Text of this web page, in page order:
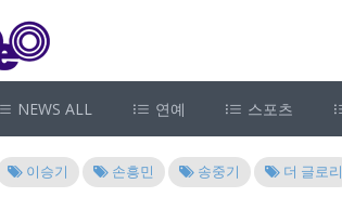
NEWS ALL 연예 스포츠
이승기 손흥민 송중기 더 글로리